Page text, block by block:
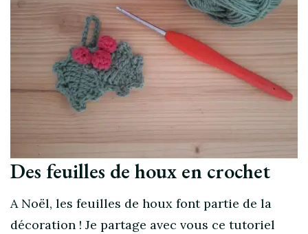
Des feuilles de houx en crochet
A Noël, les feuilles de houx font partie de la
décoration ! Je partage avec vous ce tutoriel